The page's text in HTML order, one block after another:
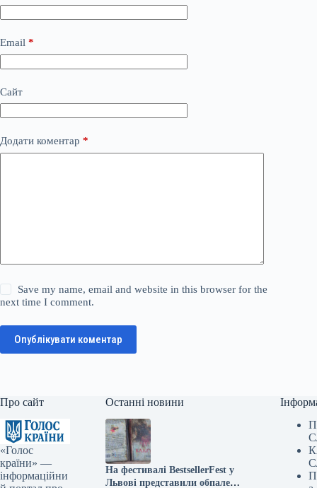
Email *
Сайт
Додати коментар *
Save my name, email and website in this browser for the
next time I comment.
Опублікувати коментар
Про сайт
«Голос
країни» —
інформаційни
Останні новини
На фестивалі BestsellerFest у
Львові представили обпалені